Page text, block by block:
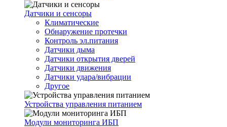
Датчики и сенсоры
Климатические
Обнаружение протечки
Контроль эл.питания
Датчики дыма
Датчики открытия дверей
Датчики движения
Датчики удара/вибрации
Другое
Устройства управления питанием
Модули мониторинга ИБП